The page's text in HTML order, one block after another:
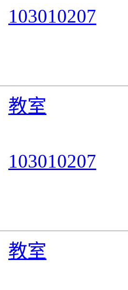
103010207
教室
103010207
教室